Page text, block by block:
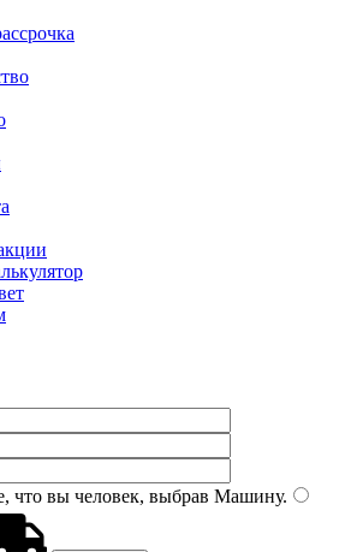
что вы человек, выбрав Машину.